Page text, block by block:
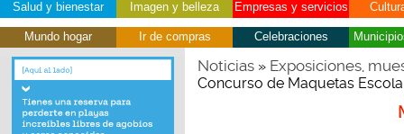
Salud y bienestar Imagen y belleza Empresas y servicios
Mundo hogar Ir de compras Celebraciones
Noticias» Exposiciones,
Concurso de Maquetas